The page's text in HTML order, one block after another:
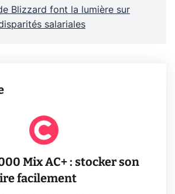
Blizzard font la lumière sur
salariales
Mix AC+ : stocker son
facilement